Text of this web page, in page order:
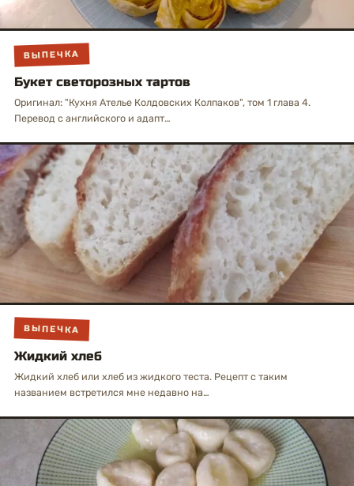
ВЫПЕЧКА
Букет светорозных тартов
Оригинал: "Кухня Ателье Колдовских Колпаков", том 1 глава 4.
Перевод с английского и адапт…
ВЫПЕЧКА
Жидкий хлеб
Жидкий хлеб или хлеб из жидкого теста. Рецепт с таким
названием встретился мне недавно на…